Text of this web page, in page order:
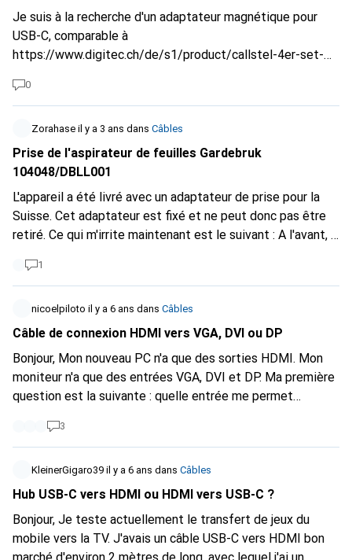
Je suis à la recherche d'un adaptateur magnétique pour
USB-C, comparable à
https://www.digitec.ch/de/s1/product/callstel-4er-set-
21341570?supplier=4270853
acheté ces adaptateurs Callstel et j'ai réalisé plus tard
qu'ils ne pouvaient pas transmettre de vidéo - ils ne sont
donc pas "full feature". J'aimerais utiliser cet adaptateur
en combinaison avec
0
Zorahase il y a 3 ans dans Câbles
Prise de l'aspirateur de feuilles Gardebruk
104048/DBLL001
L'appareil a été livré avec un adaptateur de prise pour la
Suisse. Cet adaptateur est fixé et ne peut donc pas être
retiré. Ce qui m'irrite maintenant est le suivant : A l'avant, il
l'arrière, une broche métallique dépasse légèrement sur le
côté. Le connecteur a une ouverture à gauche et à droite. Il
n'y avait donc pas d'autre moyen de monter l'adaptateur.
J'aurais bien une photo, mais il semble qu'on ne puisse pas
dangereux en termes d'électrocution ? J'ai déjà utilisé des
adaptateurs de ce type, mais jamais une broche ne
dépassait vers le haut, dans le sens du câble. Est-ce
normal ? Merci pour vos réponses.
1
nicoelpiloto il y a 6 ans dans Câbles
Câble de connexion HDMI vers VGA, DVI ou DP
Bonjour, Mon nouveau PC n'a que des sorties HDMI. Mon
moniteur n'a que des entrées VGA, DVI et DP. Ma première
question est la suivante : quelle entrée me permet
quel câble dois-je utiliser ? Merci beaucoup pour vos
réponses. Salutations Martin
3
KleinerGigaro39 il y a 6 ans dans Câbles
Hub USB-C vers HDMI ou HDMI vers USB-C ?
Bonjour, Je teste actuellement le transfert de jeux du
mobile vers la TV. J'avais un câble USB-C vers HDMI bon